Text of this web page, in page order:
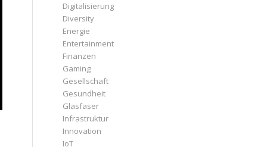
Digitalisierung
Diversity
Energie
Entertainment
Finanzen
Gaming
Gesellschaft
Gesundheit
Glasfaser
Infrastruktur
Innovation
IoT